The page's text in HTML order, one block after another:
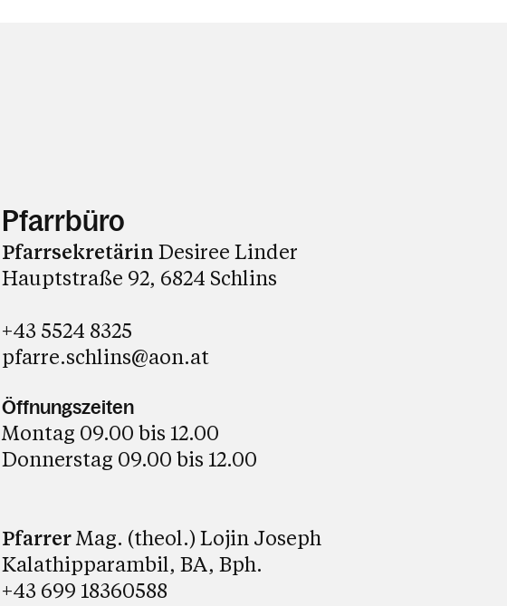
Pfarrbüro
Pfarrsekretärin Desiree Linder
Hauptstraße 92, 6824 Schlins
+43 5524 8325
pfarre.schlins@aon.at
Öffnungszeiten
Montag 09.00 bis 12.00
Donnerstag 09.00 bis 12.00
PfarrerMag. (theol.) Lojin Joseph
Kalathipparambil, BA, Bph.
+43 699 18360588